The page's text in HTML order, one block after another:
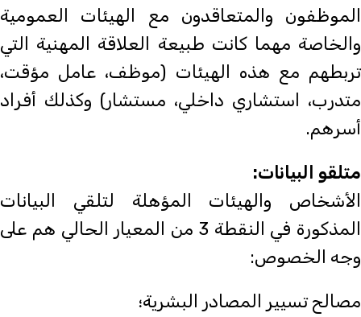
الموظفون والمتعاقدون مع الهيئات العمومية
والخاصة مهما كانت طبيعة العلاقة المهنية التي
تربطهم مع هذه الهيئات (موظف، عامل مؤقت،
متدرب، استشاري داخلي، مستشار) وكذلك أفراد
أسرهم.
متلقو البيانات:
الأشخاص والهيئات المؤهلة لتلقي البيانات
المذكورة في النقطة 3 من المعيار الحالي هم على
وجه الخصوص:
مصالح تسيير المصادر البشرية؛